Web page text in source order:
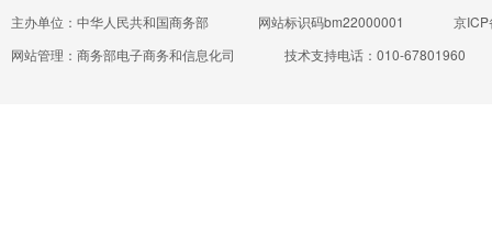
主办单位：中华人民共和国商务部 网站标识码bm22000001
京
网站管理：商务部电子商务和信息化司
技术支持电话：010-67801960